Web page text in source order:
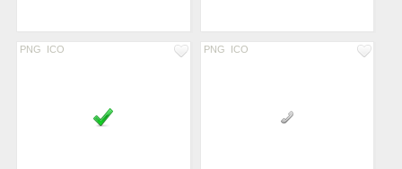
PNG ICO PNG ICO